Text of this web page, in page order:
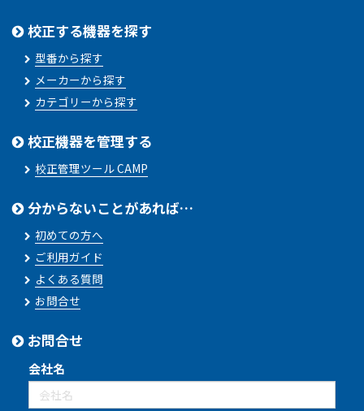
校正する機器を探す
型番から探す
メーカーから探す
カテゴリーから探す
校正機器を管理する
校正管理ツール CAMP
分からないことがあれば…
初めての方へ
ご利用ガイド
よくある質問
お問合せ
お問合せ
会社名